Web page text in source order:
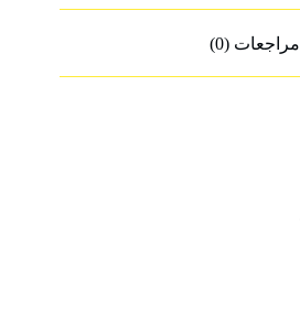
مراجعات (0)